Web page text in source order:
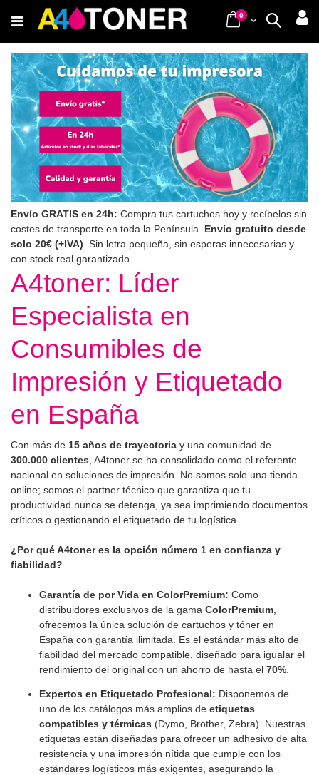
al
Buscar
Cart
0items
Envío GRATIS en 24h: Compra tus cartuchos hoy y recíbelos sin
costes de transporte en toda la Península. Envío gratuito desde
solo 20€ (+IVA) . Sin letra pequeña, sin esperas innecesarias y
con stock real garantizado.
A4toner: Líder
Especialista en
Consumibles de
Impresión y Etiquetado
en España
Con más de 15 años de trayectoria y una comunidad de
300.000 clientes , A4toner se ha consolidado como el referente
nacional en soluciones de impresión. No somos solo una tienda
online; somos el partner técnico que garantiza que tu
productividad nunca se detenga, ya sea imprimiendo documentos
críticos o gestionando el etiquetado de tu logística.
¿Por qué A4toner es la opción número 1 en confianza y
fiabilidad?
Garantía de por Vida en ColorPremium: Como
distribuidores exclusivos de la gama ColorPremium
ofrecemos la única solución de cartuchos y tóner en
España con garantía ilimitada. Es el estándar más alto de
fiabilidad del mercado compatible, diseñado para igualar el
rendimiento del original con un ahorro de hasta el 70%
Expertos en Etiquetado Profesional: Disponemos de
uno de los catálogos más amplios de etiquetas
compatibles y térmicas (Dymo, Brother, Zebra). Nuestras
etiquetas están diseñadas para ofrecer un adhesivo de alta
resistencia y una impresión nítida que cumple con los
estándares logísticos más exigentes, asegurando la